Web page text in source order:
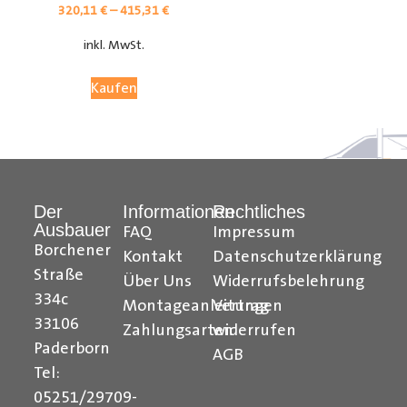
320,11€–415,31€
inkl. MwSt.
Kaufen
Der
Ausbauer
Borchener
Straße
334c
33106
Paderborn
Tel:
05251/29709-
Informationen
FAQ
Kontakt
Über Uns
Montageanleitungen
Zahlungsarten
Rechtliches
Impressum
Datenschutzerklärung
Widerrufsbelehrung
Vertrag
widerrufen
AGB